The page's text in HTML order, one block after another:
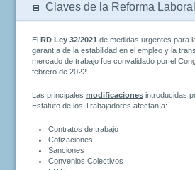
Claves de la Reforma
El RD Ley 32/2021 de medidas urgentes para
garantía de la estabilidad en el empleo y la
mercado de trabajo fue convalidado por el
febrero de 2022.
Las principales modificaciones introducidas
Estatuto de los Trabajadores afectan a:
Contratos de trabajo
Cotizaciones
Sanciones
Convenios Colectivos